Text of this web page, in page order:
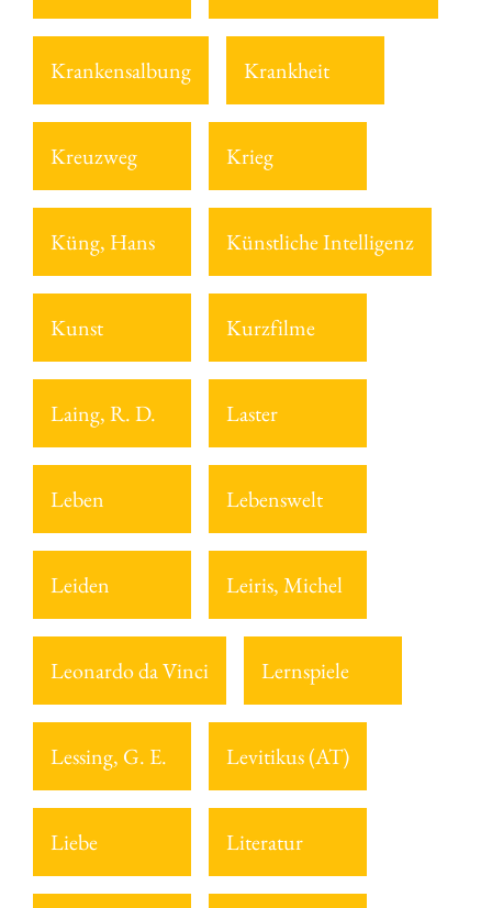
Krankensalbung Krankheit
Kreuzweg Krieg
Küng, Hans Künstliche Intelligenz
Kunst Kurzfilme
Laing, R. D. Laster
Leben Lebenswelt
Leiden Leiris, Michel
Leonardo da Vinci Lernspiele
Lessing, G. E. Levitikus (AT)
Liebe Literatur